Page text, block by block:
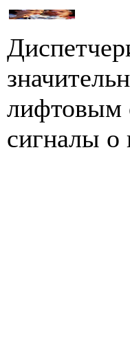
лифтовым
сигналы о